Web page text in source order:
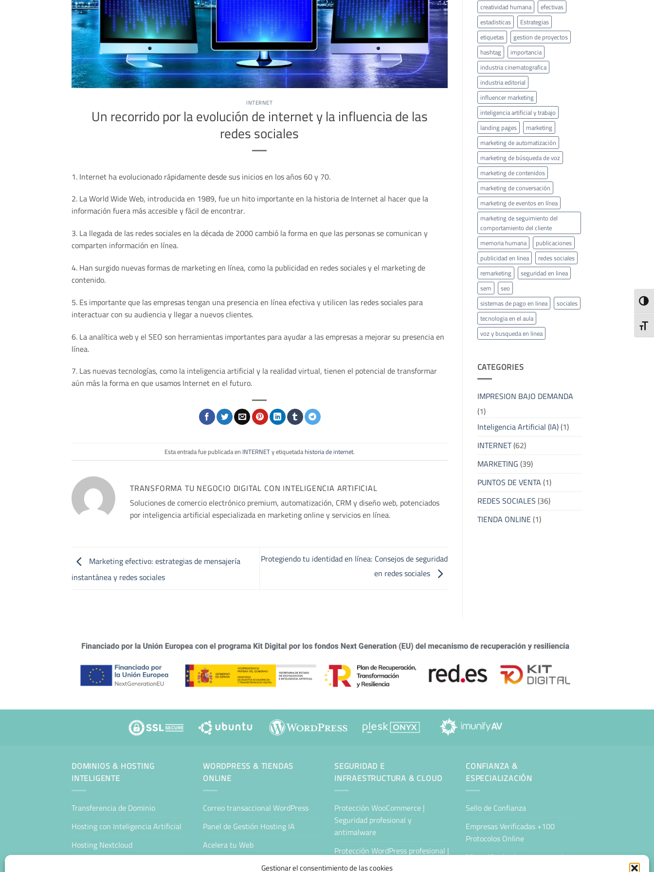
Gestionar el consentimiento de las cookies
INTERNET
Un recorrido por la evolución de internet y la influencia de las
redes sociales
1. Internet ha evolucionado rápidamente desde sus inicios en los años 60 y 70.
2. La World Wide Web, introducida en 1989, fue un hito importante en la historia de Internet al hacer que la
información fuera más accesible y fácil de encontrar.
3. La llegada de las redes sociales en la década de 2000 cambió la forma en que las personas se comunican y
comparten información en línea.
4. Han surgido nuevas formas de marketing en línea, como la publicidad en redes sociales y el marketing de
contenido.
5. Es importante que las empresas tengan una presencia en línea efectiva y utilicen las redes sociales para
interactuar con su audiencia y llegar a nuevos clientes.
6. La analítica web y el SEO son herramientas importantes para ayudar a las empresas a mejorar su presencia en
línea.
7. Las nuevas tecnologías, como la inteligencia artificial y la realidad virtual, tienen el potencial de transformar
aún más la forma en que usamos Internet en el futuro.
Esta entrada fue publicada en INTERNETy etiquetadahistoria de internet.
TRANSFORMA TU NEGOCIO DIGITAL CON INTELIGENCIA ARTIFICIAL
Soluciones de comercio electrónico premium, automatización, CRM y diseño web, potenciados
por inteligencia artificial especializada en marketing online y servicios en línea.
Marketing efectivo: estrategias de mensajería
instantánea y redes sociales
Protegiendo tu identidad en línea: Consejos de seguridad
en redes sociales
creatividad humana
efectivas
estadisticas
Estrategias
etiquetas
gestion de proyectos
hashtag
importancia
industria cinematografica
industria editorial
influencer marketing
inteligencia artificial y trabajo
landing pages
marketing
marketing de automatización
marketing de búsqueda de voz
marketing de contenidos
marketing de conversación
marketing de eventos en línea
marketing de seguimiento del
comportamiento del cliente
memoria humana
publicaciones
publicidad en linea
redes sociales
remarketing
seguridad en linea
sem
seo
sistemas de pago en linea
sociales
tecnologia en el aula
voz y busqueda en linea
CATEGORIES
IMPRESION BAJO DEMANDA
(1)
Inteligencia Artificial (IA)(1)
INTERNET(62)
MARKETING(39)
PUNTOS DE VENTA(1)
REDES SOCIALES(36)
TIENDA ONLINE(1)
DOMINIOS & HOSTING
INTELIGENTE
Transferencia de Dominio
Hosting con Inteligencia Artificial
Hosting Nextcloud
WORDPRESS & TIENDAS
ONLINE
Correo transaccional WordPress
Panel de Gestión Hosting IA
Acelera tu Web
Mantenimiento Web WordPress
SEGURIDAD E
INFRAESTRUCTURA & CLOUD
Protección WooCommerce |
Seguridad profesional y
antimalware
Protección WordPress profesional |
Antimalware y seguridad
CONFIANZA &
ESPECIALIZACIÓN
Sello de Confianza
Empresas Verificadas +100
Protocolos Online
Migración desde otro proveedor